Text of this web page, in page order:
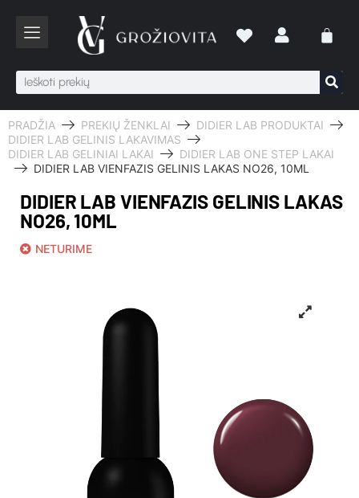
PRADŽIA PREKIŲ ŽENKLAI
DIDIER LAB PRODUKTAI
DIDIER LAB GELINIS LAKAVIMAS
DIDIER LAB GELINIAI LAKAI
DIDIER LAB ONE STEP LAKAI
DIDIER LAB VIENFAZIS GELINIS LAKAS NO26, 10ML
DIDIER LAB VIENFAZIS GELINIS LAKAS
NO26, 10ML
NETURIME